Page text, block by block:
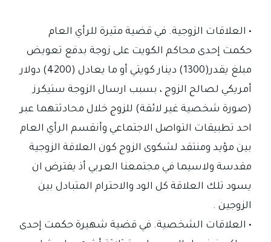
• العلاقات الزوجية. في قضية مثيرة للرأي العام
حكمت إحدى محاكم الكويت على زوجة بدفع تعويض
مبلغ يقدر(1300) دينار كويتي أو ما يعادل (4200) دولار
أمريكي لصالح الزوج ، بسبب ارسال الزوجة ستيكرز
(صورة شخصية غير لائقة) للزوج خلال محادثتهما عبر
احد تطبيقات التواصل الاجتماعي وأنقسم الرأي العام
بين مؤيد ومنتقد لشكوى الزوج كون العلاقة الزوجية
مقدسة ولاسيما في مجتمعنا العربي أذ يفترض ان
يسود تلك العلاقة كل الود والاحترام المتبادل بين
الزوجين .
• العلاقات الشخصية. في قضية شهيرة حكمت إحدى